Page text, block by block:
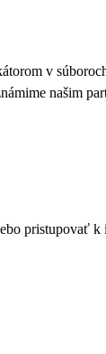
v
našim
pristupovať k